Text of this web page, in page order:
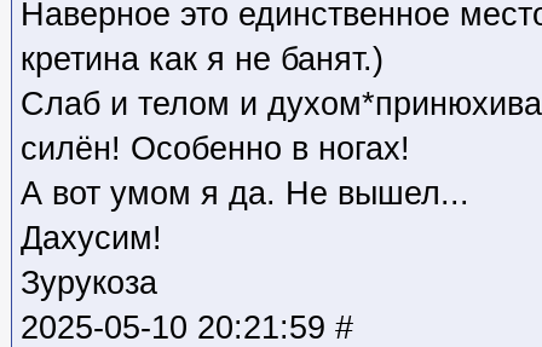
Наверное это единственное
кретина как я не банят.)
Слаб и телом и
силён! Особенно в ногах!
А вот умом я да. Не вышел...
Дахусим!
Зурукоза
2025-05-10 20:21:59 #